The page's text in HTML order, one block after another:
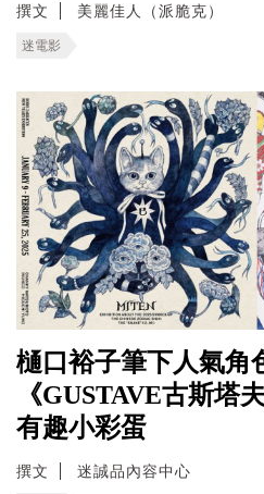
撰文 美麗佳人（派脆克）
迷電影
樋口裕子筆下人氣角
《GUSTAVE古斯塔
有趣小彩蛋
撰文 迷誠品內容中心